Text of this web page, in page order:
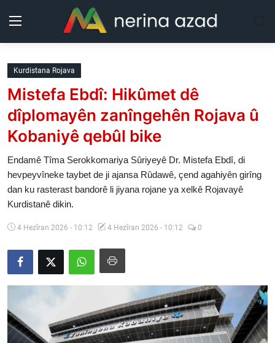
Kurdistan
Herêm
Jîyan
Rojev
Lêkolîn
Nerin
Wêne
Nivîskar
Arşiv
Kurdistana Rojava
Mistefa Ebdî: Hikûmet dê
dîplomayên zanîngehên Rojava û
Kobaniyê qebûl bike
Endamê Tîma Serokkomariya Sûriyeyê Dr. Mistefa Ebdî, di
hevpeyvîneke taybet de ji ajansa Rûdawê, çend agahiyên girîng
dan ku rasterast bandorê li jiyana rojane ya xelkê Rojavayê
Kurdistanê dikin.
4 Hezîran 2026 - 10:12 4 Hezîran 2026 - 10:12 0